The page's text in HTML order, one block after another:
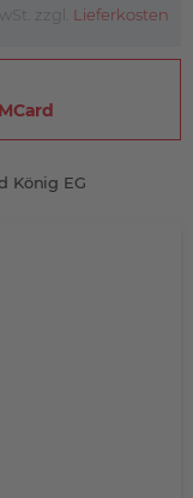
zzgl. Lieferkosten
König EG